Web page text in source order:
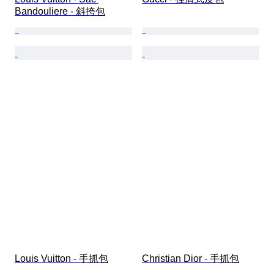
Bandouliere - 斜挎包
Louis Vuitton - 手抓包 Christian Dior - 手抓包